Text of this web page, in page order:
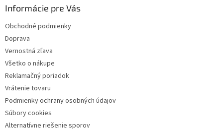
Informácie pre Vás
Obchodné podmienky
Doprava
Vernostná zľava
Všetko o nákupe
Reklamačný poriadok
Vrátenie tovaru
Podmienky ochrany osobných údajov
Súbory cookies
Alternatívne riešenie sporov